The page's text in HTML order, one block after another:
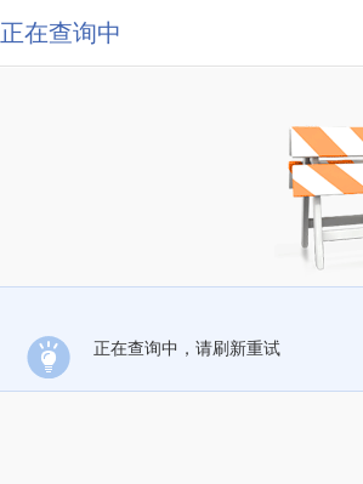
正在查询中
正在查询中，请刷新重试